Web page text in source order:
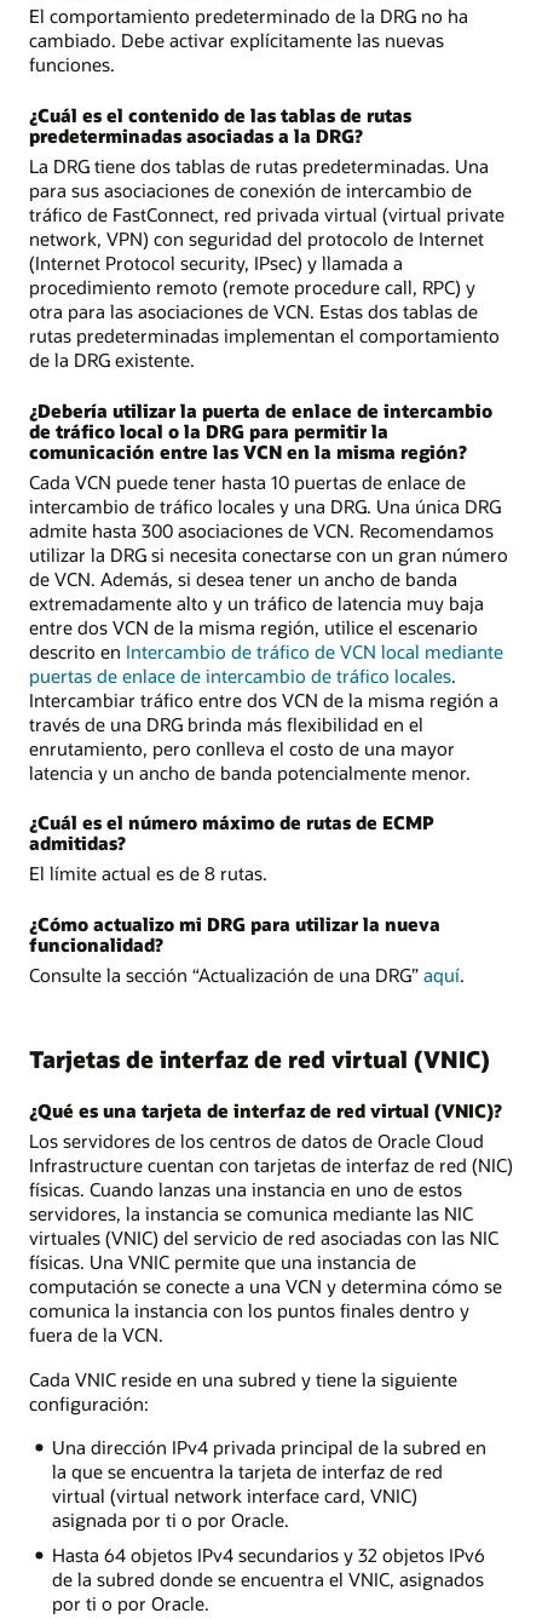
El comportamiento predeterminado de la DRG no ha
cambiado. Debe activar explícitamente las nuevas
funciones.
¿Cuál es el contenido de las tablas de rutas
predeterminadas asociadas a la DRG?
La DRG tiene dos tablas de rutas predeterminadas. Una
para sus asociaciones de conexión de intercambio de
tráfico de FastConnect, red privada virtual (virtual private
network, VPN) con seguridad del protocolo de Internet
(Internet Protocol security, IPsec) y llamada a
procedimiento remoto (remote procedure call, RPC) y
otra para las asociaciones de VCN. Estas dos tablas de
rutas predeterminadas implementan el comportamiento
de la DRG existente.
¿Debería utilizar la puerta de enlace de intercambio
de tráfico local o la DRG para permitir la
comunicación entre las VCN en la misma región?
Cada VCN puede tener hasta 10 puertas de enlace de
intercambio de tráfico locales y una DRG. Una única DRG
admite hasta 300 asociaciones de VCN. Recomendamos
utilizar la DRG si necesita conectarse con un gran número
de VCN. Además, si desea tener un ancho de banda
extremadamente alto y un tráfico de latencia muy baja
entre dos VCN de la misma región, utilice el escenario
descrito en Intercambio de tráfico de VCN local mediante
puertas de enlace de intercambio de tráfico locales.
Intercambiar tráfico entre dos VCN de la misma región a
través de una DRG brinda más flexibilidad en el
enrutamiento, pero conlleva el costo de una mayor
latencia y un ancho de banda potencialmente menor.
¿Cuál es el número máximo de rutas de ECMP
admitidas?
El límite actual es de 8 rutas.
¿Cómo actualizo mi DRG para utilizar la nueva
funcionalidad?
Consulte la sección “Actualización de una DRG” aquí.
Tarjetas de interfaz de red virtual (VNIC)
¿Qué es una tarjeta de interfaz de red virtual (VNIC)?
Los servidores de los centros de datos de Oracle Cloud
Infrastructure cuentan con tarjetas de interfaz de red (NIC)
físicas. Cuando lanzas una instancia en uno de estos
servidores, la instancia se comunica mediante las NIC
virtuales (VNIC) del servicio de red asociadas con las NIC
físicas. Una VNIC permite que una instancia de
computación se conecte a una VCN y determina cómo se
comunica la instancia con los puntos finales dentro y
fuera de la VCN.
Cada VNIC reside en una subred y tiene la siguiente
configuración:
Una dirección IPv4 privada principal de la subred en
la que se encuentra la tarjeta de interfaz de red
virtual (virtual network interface card, VNIC)
asignada por ti o por Oracle.
Hasta 64 objetos IPv4 secundarios y 32 objetos IPv6
de la subred donde se encuentra el VNIC, asignados
por ti o por Oracle.